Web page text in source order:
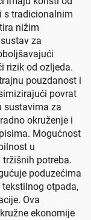
s tradicionalnim
nižim
za
rizik od ozljeda.
pouzdanost i
povrat
sustavima za
okruženje i
Mogućnost
u
potreba.
poduzećima
otpada,
Ova
ekonomije